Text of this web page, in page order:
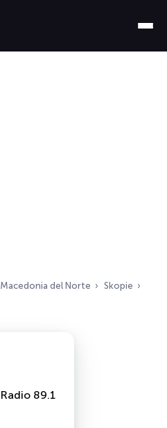
Macedonia del Norte
Skopie